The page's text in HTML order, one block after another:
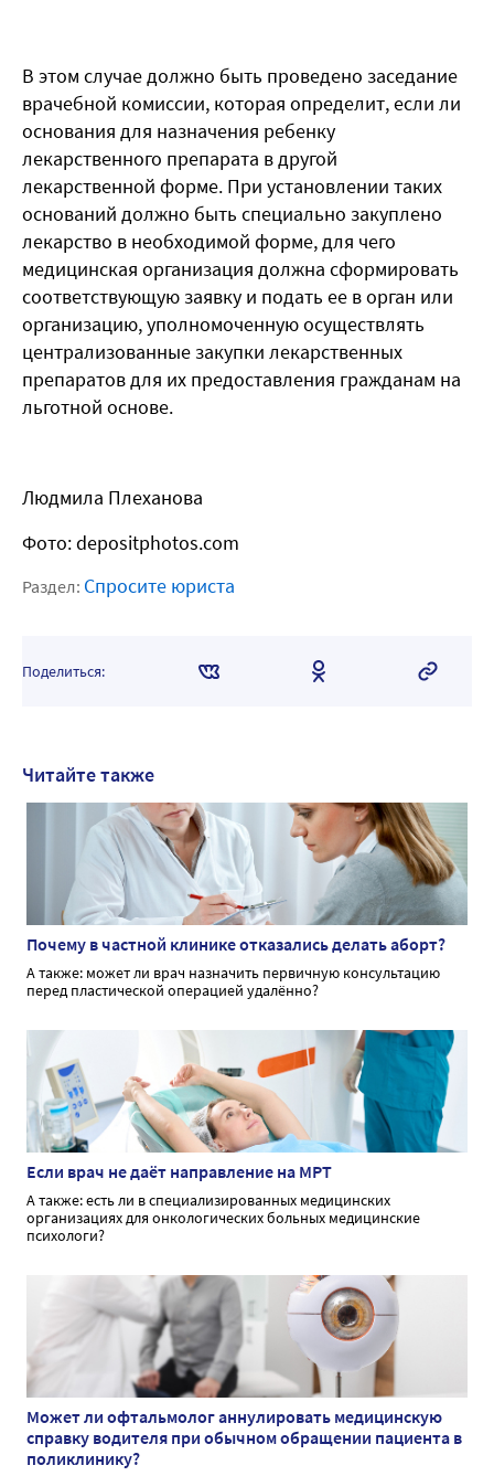
В этом случае должно быть проведено заседание
врачебной комиссии, которая определит, если ли
основания для назначения ребенку
лекарственного препарата в другой
лекарственной форме. При установлении таких
оснований должно быть специально закуплено
лекарство в необходимой форме, для чего
медицинская организация должна сформировать
соответствующую заявку и подать ее в орган или
организацию, уполномоченную осуществлять
централизованные закупки лекарственных
препаратов для их предоставления гражданам на
льготной основе.
Людмила Плеханова
Фото: depositphotos.com
Раздел: Спросите юриста
Поделиться:
Читайте также
Почему в частной клинике отказались делать аборт?
А также: может ли врач назначить первичную консультацию
перед пластической операцией удалённо?
Если врач не даёт направление на МРТ
А также: есть ли в специализированных медицинских
организациях для онкологических больных медицинские
психологи?
Может ли офтальмолог аннулировать медицинскую
справку водителя при обычном обращении пациента в
поликлинику?